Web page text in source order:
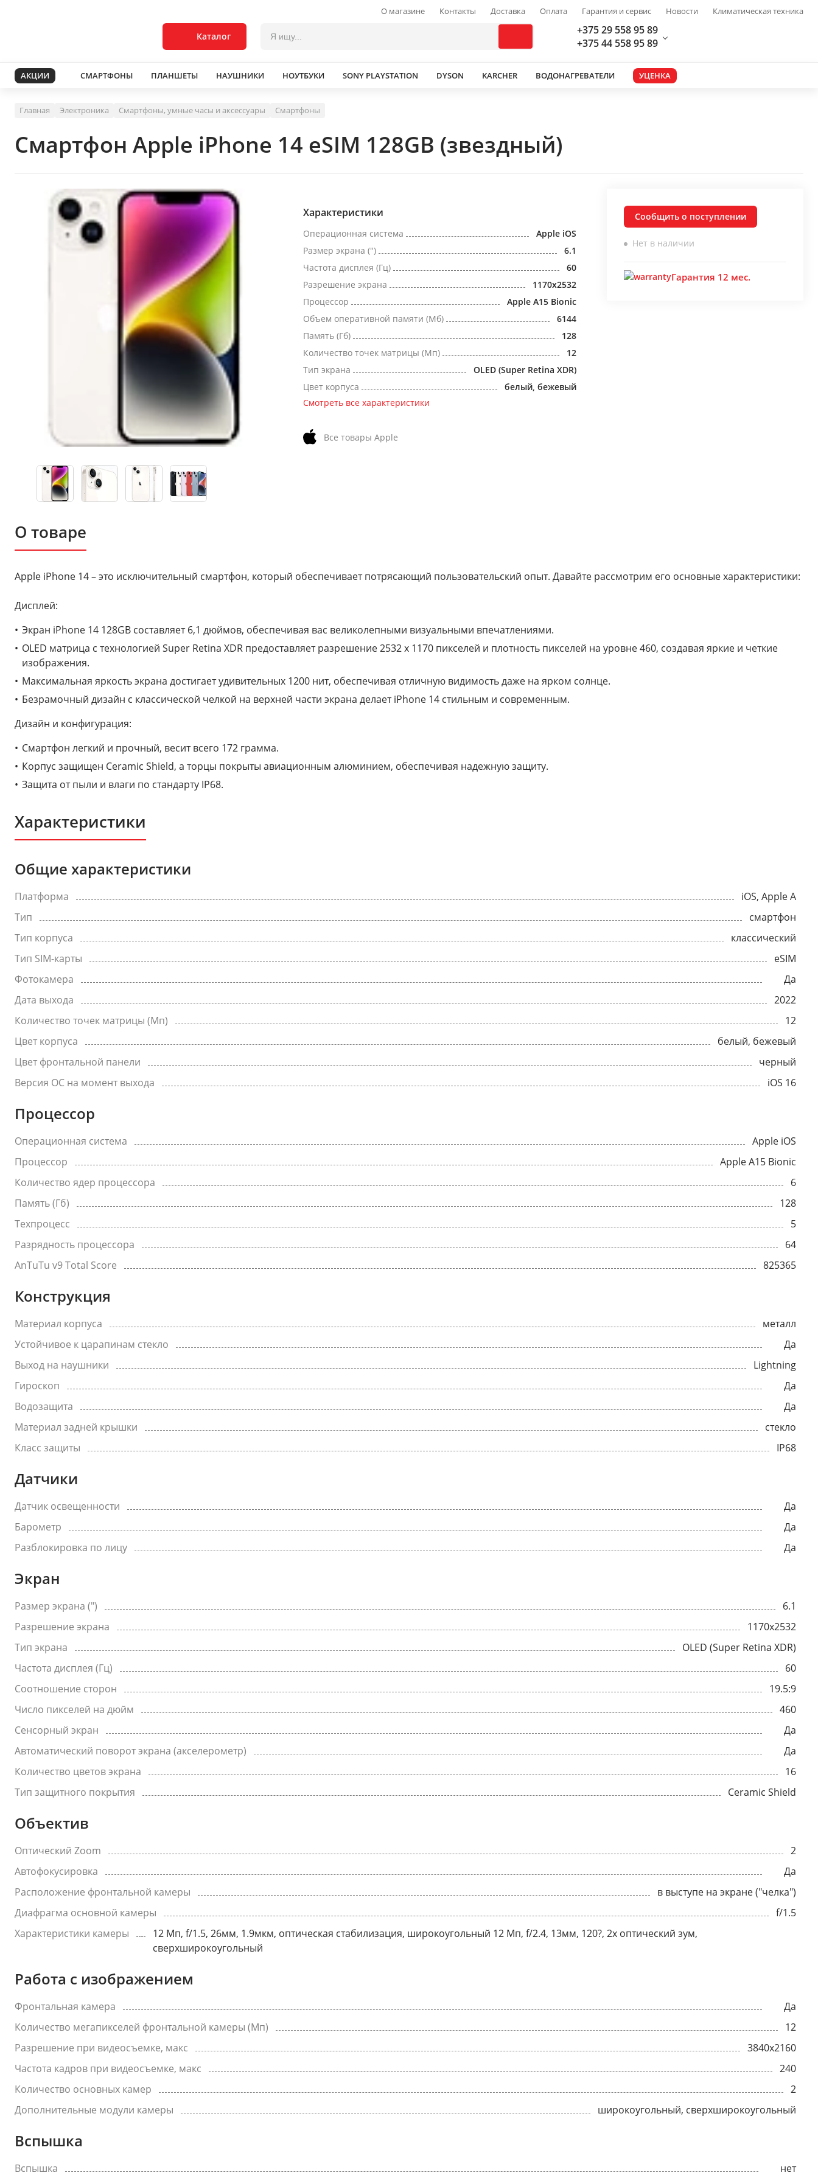
О магазине Контакты Доставка Оплата Гарантия и сервис Новости Климатическая техника
Каталог
+375 29 558 95 89
+375 44 558 95 89
АКЦИИ СМАРТФОНЫ ПЛАНШЕТЫ НАУШНИКИ НОУТБУКИ SONY PLAYSTATION DYSON KARCHER ВОДОНАГРЕВАТЕЛИ УЦЕНКА
Главная Электроника Смартфоны, умные часы и аксессуары Смартфоны
Смартфон Apple iPhone 14 eSIM 128GB (звездный)
Характеристики
Операционная система
Apple iOS
Размер экрана (")
6.1
Частота дисплея (Гц)
60
Разрешение экрана
1170x2532
Процессор
Apple A15 Bionic
Объем оперативной памяти (Мб)
6144
Память (Гб)
128
Количество точек матрицы (Мп)
12
Тип экрана
OLED (Super Retina XDR)
Цвет корпуса
белый, бежевый
Смотреть все характеристики
Все товары Apple
Сообщить о поступлении
Нет в наличии
Гарантия 12 мес.
О товаре
Apple iPhone 14 – это исключительный смартфон, который обеспечивает потрясающий пользовательский опыт. Давайте рассмотрим его основные характеристики:
Дисплей:
Экран iPhone 14 128GB составляет 6,1 дюймов, обеспечивая вас великолепными визуальными впечатлениями.
OLED матрица с технологией Super Retina XDR предоставляет разрешение 2532 х 1170 пикселей и плотность пикселей на уровне 460, создавая яркие и четкие
изображения.
Максимальная яркость экрана достигает удивительных 1200 нит, обеспечивая отличную видимость даже на ярком солнце.
Безрамочный дизайн с классической челкой на верхней части экрана делает iPhone 14 стильным и современным.
Дизайн и конфигурация:
Смартфон легкий и прочный, весит всего 172 грамма.
Корпус защищен Ceramic Shield, а торцы покрыты авиационным алюминием, обеспечивая надежную защиту.
Защита от пыли и влаги по стандарту IP68.
Характеристики
Общие характеристики
Платформа
iOS, Apple A
Тип
смартфон
Тип корпуса
классический
Тип SIM-карты
eSIM
Фотокамера
Да
Дата выхода
2022
Количество точек матрицы (Мп)
12
Цвет корпуса
белый, бежевый
Цвет фронтальной панели
черный
Версия ОС на момент выхода
iOS 16
Процессор
Операционная система
Apple iOS
Процессор
Apple A15 Bionic
Количество ядер процессора
6
Память (Гб)
128
Техпроцесс
5
Разрядность процессора
64
AnTuTu v9 Total Score
825365
Конструкция
Материал корпуса
металл
Устойчивое к царапинам стекло
Да
Выход на наушники
Lightning
Гироскоп
Да
Водозащита
Да
Материал задней крышки
стекло
Класс защиты
IP68
Датчики
Датчик освещенности
Да
Барометр
Да
Разблокировка по лицу
Да
Экран
Размер экрана (")
6.1
Разрешение экрана
1170x2532
Тип экрана
OLED (Super Retina XDR)
Частота дисплея (Гц)
60
Соотношение сторон
19.5:9
Число пикселей на дюйм
460
Сенсорный экран
Да
Автоматический поворот экрана (акселерометр)
Да
Количество цветов экрана
16
Тип защитного покрытия
Ceramic Shield
Объектив
Оптический Zoom
2
Автофокусировка
Да
Расположение фронтальной камеры
в выступе на экране ("челка")
Диафрагма основной камеры
f/1.5
Характеристики камеры
12 Мп, f/1.5, 26мм, 1.9мкм, оптическая стабилизация, широкоугольный 12 Мп, f/2.4, 13мм, 120?, 2x оптический зум,
сверхширокоугольный
Работа с изображением
Фронтальная камера
Да
Количество мегапикселей фронтальной камеры (Мп)
12
Разрешение при видеосъемке, макс
3840x2160
Частота кадров при видеосъемке, макс
240
Количество основных камер
2
Дополнительные модули камеры
широкоугольный, сверхширокоугольный
Вспышка
Вспышка нет